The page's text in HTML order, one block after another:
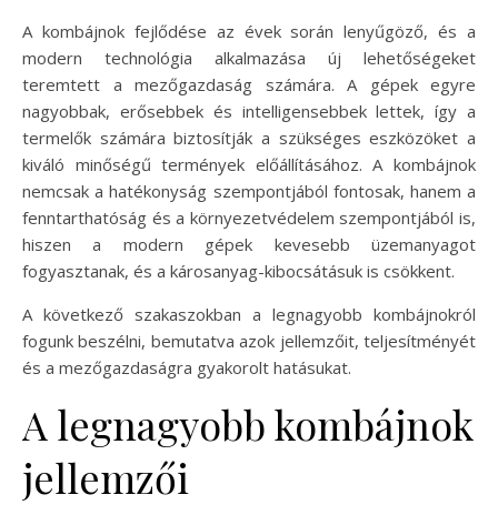
A kombájnok fejlődése az évek során lenyűgöző, és a
modern technológia alkalmazása új lehetőségeket
teremtett a mezőgazdaság számára. A gépek egyre
nagyobbak, erősebbek és intelligensebbek lettek, így a
termelők számára biztosítják a szükséges eszközöket a
kiváló minőségű termények előállításához. A kombájnok
nemcsak a hatékonyság szempontjából fontosak, hanem a
fenntarthatóság és a környezetvédelem szempontjából is,
hiszen a modern gépek kevesebb üzemanyagot
fogyasztanak, és a károsanyag-kibocsátásuk is csökkent.
A következő szakaszokban a legnagyobb kombájnokról
fogunk beszélni, bemutatva azok jellemzőit, teljesítményét
és a mezőgazdaságra gyakorolt hatásukat.
A legnagyobb kombájnok
jellemzői